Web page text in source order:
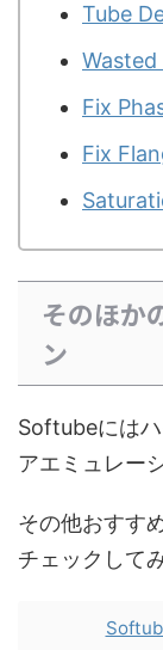
Tube
Wasted
Fix
Fix
そのほか
ン
Softubeには
アエミュレー
その他おすす
チェックして